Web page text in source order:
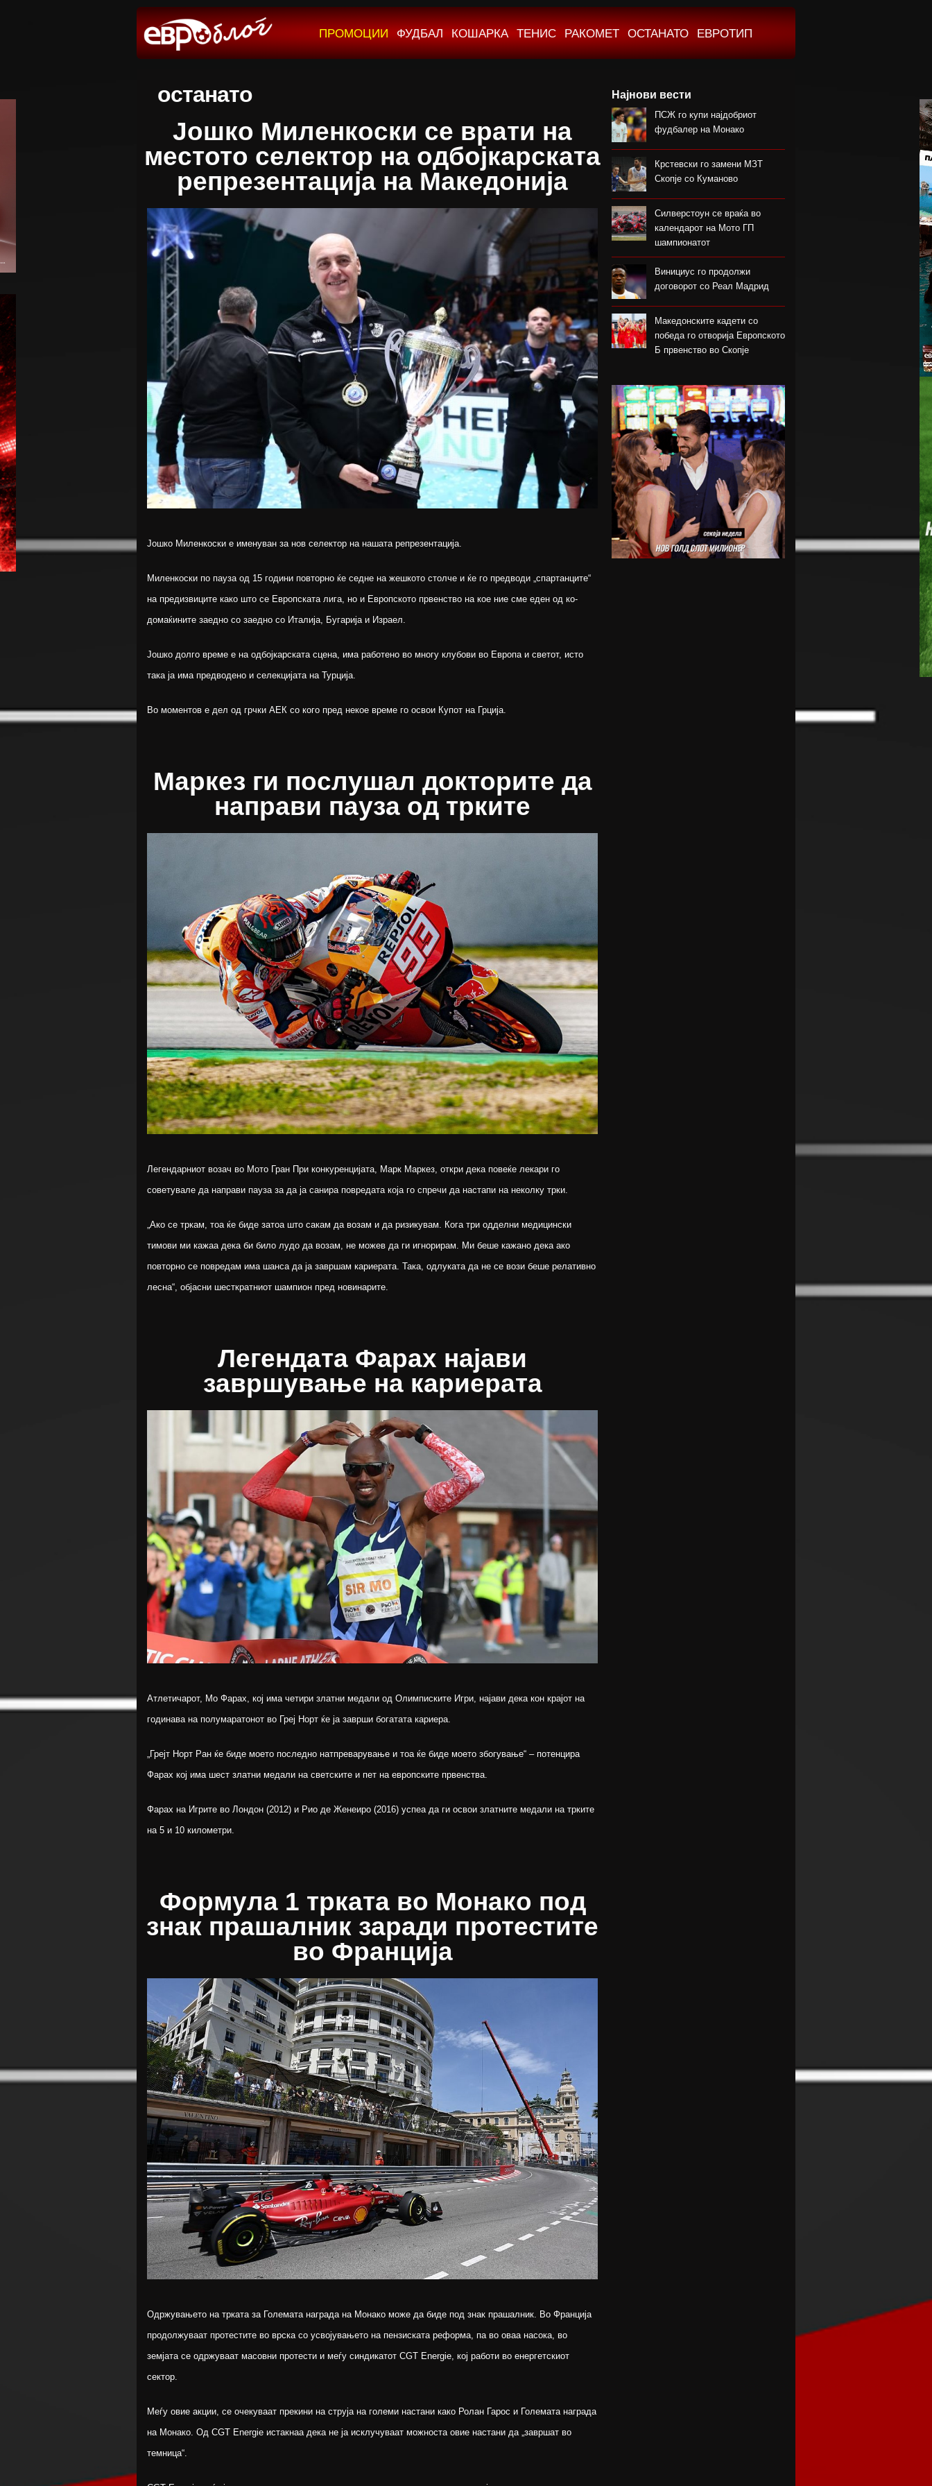
ПРОМОЦИИ ФУДБАЛ КОШАРКА ТЕНИС РАКОМЕТ ОСТАНАТО ЕВРОТИП
останато
Јошко Миленкоски се врати на
местото селектор на одбојкарската
репрезентација на Македонија
Јошко Миленкоски е именуван за нов селектор на нашата репрезентација.
Миленкоски по пауза од 15 години повторно ќе седне на жешкото столче и ќе го предводи „спартанците“
на предизвиците како што се Европската лига, но и Европското првенство на кое ние сме еден од ко-
домаќините заедно со заедно со Италија, Бугарија и Израел.
Јошко долго време е на одбојкарската сцена, има работено во многу клубови во Европа и светот, исто
така ја има предводено и селекцијата на Турција.
Во моментов е дел од грчки АЕК со кого пред некое време го освои Купот на Грција.
Маркез ги послушал докторите да
направи пауза од трките
Легендарниот возач во Мото Гран При конкуренцијата, Марк Маркез, откри дека повеќе лекари го
советувале да направи пауза за да ја санира повредата која го спречи да настапи на неколку трки.
„Ако се тркам, тоа ќе биде затоа што сакам да возам и да ризикувам. Кога три одделни медицински
тимови ми кажаа дека би било лудо да возам, не можев да ги игнорирам. Ми беше кажано дека ако
повторно се повредам има шанса да ја завршам кариерата. Така, одлуката да не се вози беше релативно
лесна“, објасни шесткратниот шампион пред новинарите.
Легендата Фарах најави
завршување на кариерата
Атлетичарот, Мо Фарах, кој има четири златни медали од Олимписките Игри, најави дека кон крајот на
годинава на полумаратонот во Греј Норт ќе ја заврши богатата кариера.
„Грејт Норт Ран ќе биде моето последно натпреварување и тоа ќе биде моето збогување“ – потенцира
Фарах кој има шест златни медали на светските и пет на европските првенства.
Фарах на Игрите во Лондон (2012) и Рио де Женеиро (2016) успеа да ги освои златните медали на трките
на 5 и 10 километри.
Формула 1 трката во Монако под
знак прашалник заради протестите
во Франција
Одржувањето на трката за Големата награда на Монако може да биде под знак прашалник. Во Франција
продолжуваат протестите во врска со усвојувањето на пензиската реформа, па во оваа насока, во
земјата се одржуваат масовни протести и меѓу синдикатот CGT Energie, кој работи во енергетскиот
сектор.
Меѓу овие акции, се очекуваат прекини на струја на големи настани како Ролан Гарос и Големата награда
на Монако. Од CGT Energie истакнаа дека не ја исклучуваат можноста овие настани да „завршат во
темница“.
Најнови вести
ПСЖ го купи најдобриот
фудбалер на Монако
Крстевски го замени МЗТ
Скопје со Куманово
Силверстоун се враќа во
календарот на Мото ГП
шампионатот
Винициус го продолжи
договорот со Реал Мадрид
Македонските кадети со
победа го отворија Европското
Б првенство во Скопје
првиот меч против Хибернијан
Реал го официјализира
рекордниот трансфер на
Диоманде
Томас Волкап преговара со
Дубаи
Перишиќ дал согласност за
враќање во Интер